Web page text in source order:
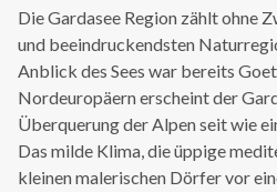
Die Gardasee Region zählt ohne
und beeindruckendsten
Anblick des Sees war bereits
Nordeuropäern erscheint der
Überquerung der Alpen seit wie
Das milde Klima, die üppige
kleinen malerischen Dörfer vor